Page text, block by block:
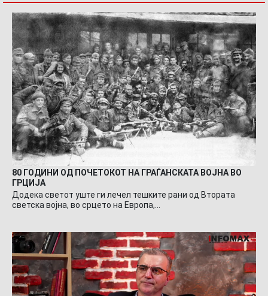
80 ГОДИНИ ОД ПОЧЕТОКОТ НА ГРАЃАНСКАТА ВОЈНА ВО
ГРЦИЈА
Додека светот уште ги лечел тешките рани од Втората
светска војна, во срцето на Европа,…